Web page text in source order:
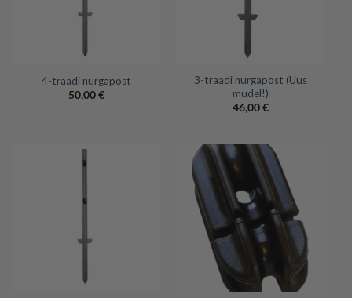
4-traadi nurgapost
50,00€
3-traadi nurgapost (Uus
mudel!)
46,00€